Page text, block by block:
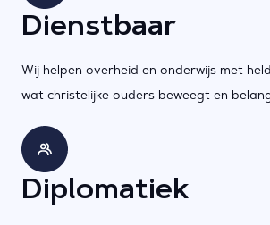
Dienstbaar
Wij helpen overheid en onderwijs met
wat christelijke ouders beweegt en
Diplomatiek